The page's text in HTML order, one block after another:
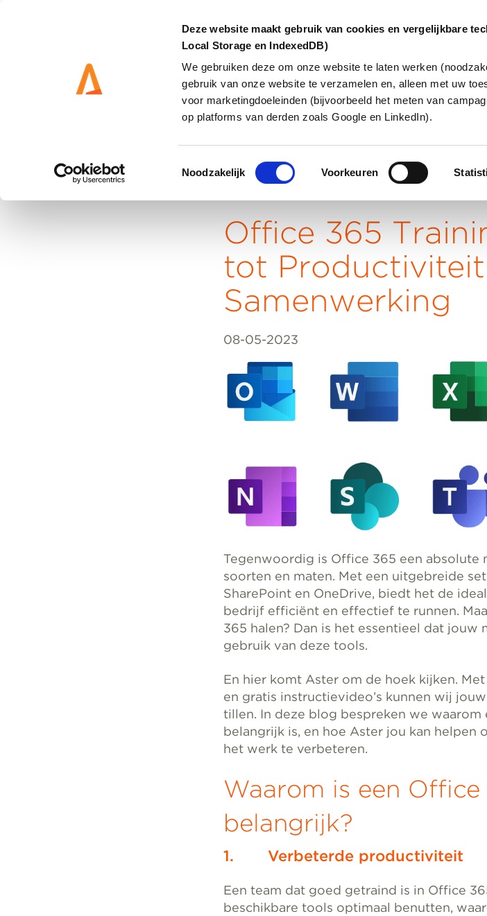
Deze website maakt gebruik van cookies en vergelijkbare
Local Storage en IndexedDB)
We gebruiken deze om onze website te laten werken
gebruik van onze website te verzamelen en, alleen met uw
voor marketingdoeleinden (bijvoorbeeld het meten van
op platforms van derden zoals Google en LinkedIn).
Toestemmingsselectie
Noodzakelijk Voorkeuren
DIENSTEN OPLOSSINGEN
Office 365
tot
Samenwerking
08-05-2023
Tegenwoordig is Office 365 een absolute
soorten en maten. Met een uitgebreide
SharePoint en OneDrive, biedt het de
bedrijf efficiënt en effectief te runnen.
365 halen? Dan is het essentieel dat
gebruik van deze tools.
En hier komt Aster om de hoek kijken.
en gratis instructievideo’s kunnen wij
tillen. In deze blog bespreken we
belangrijk is, en hoe Aster jou kan
het werk te verbeteren.
Waarom is een
belangrijk?
1. Verbeterde productiviteit
Een team dat goed getraind is in Office
beschikbare tools optimaal benutten,